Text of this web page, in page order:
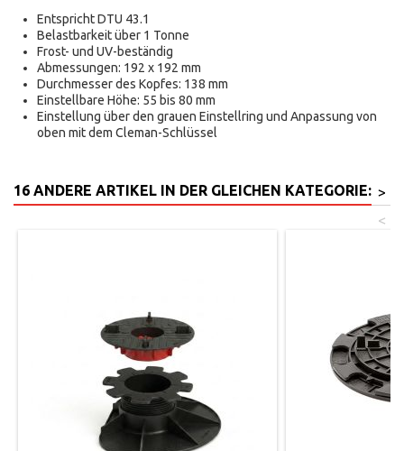
Entspricht DTU 43.1
Belastbarkeit über 1 Tonne
Frost- und UV-beständig
Abmessungen: 192 x 192 mm
Durchmesser des Kopfes: 138 mm
Einstellbare Höhe: 55 bis 80 mm
Einstellung über den grauen Einstellring und Anpassung von
oben mit dem Cleman-Schlüssel
16 ANDERE ARTIKEL IN DER GLEICHEN KATEGORIE: >
<